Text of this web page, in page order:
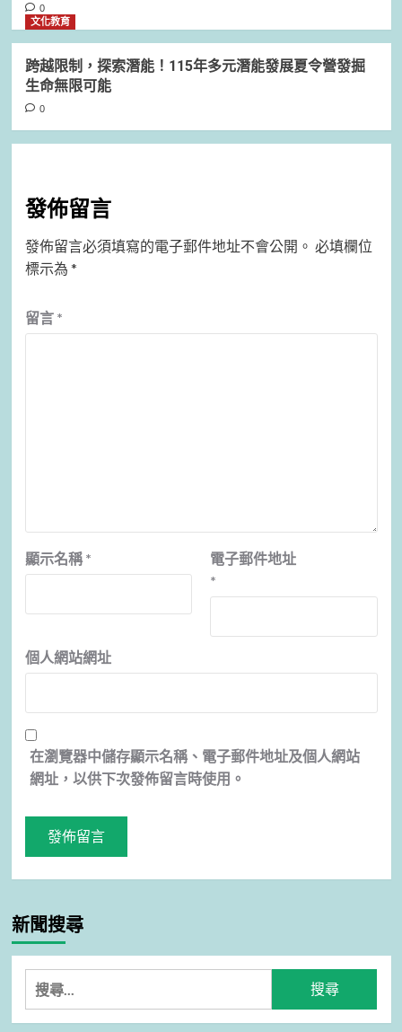
0
文化教育
跨越限制，探索潛能！115年多元潛能發展夏令營發掘
生命無限可能
0
發佈留言
發佈留言必須填寫的電子郵件地址不會公開。 必填欄位
標示為 *
留言 *
顯示名稱 *
電子郵件地址
*
個人網站網址
在瀏覽器中儲存顯示名稱、電子郵件地址及個人網站
網址，以供下次發佈留言時使用。
新聞搜尋
搜
尋
關